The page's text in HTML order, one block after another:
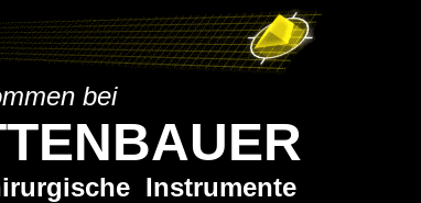
bei
Instrumente